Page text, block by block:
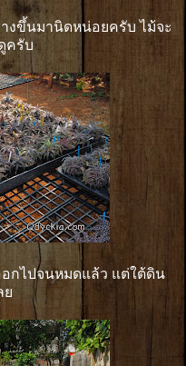
งขึ้นมานิดหน่อยครับ ไม้จะ
ครับ
กไปจนหมดแล้ว แต่ใต้ดิน
ย